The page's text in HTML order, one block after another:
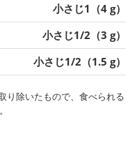
小さじ1（4 g）
小さじ1/2（3 g）
小さじ1/2（1.5 g）
り除いたもので、食べられる